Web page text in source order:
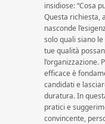
insidiose: “Cosa
Questa richiesta,
nasconde
solo quali siano
tue qualità
l’organizzazione.
efficace è
candidati e
duratura. In
pratici e
convincente,